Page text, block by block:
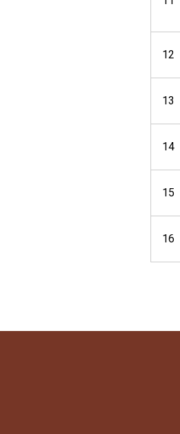
12
13
14
15
16